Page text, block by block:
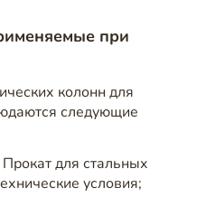
при
колонн для
следующие
для стальных
условия;